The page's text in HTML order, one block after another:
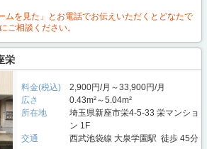
ムを見た」とお電話でお伝えいただくとどなたで
ご相談ください。
栄
料金(税込)
2,900円/月～33,900円/月
広さ
0.43m²～5.04m²
所在地
埼玉県新座市栄4-5-33 栄マンショ
ン 1F
交通
西武池袋線 大泉学園駅 徒歩 45分